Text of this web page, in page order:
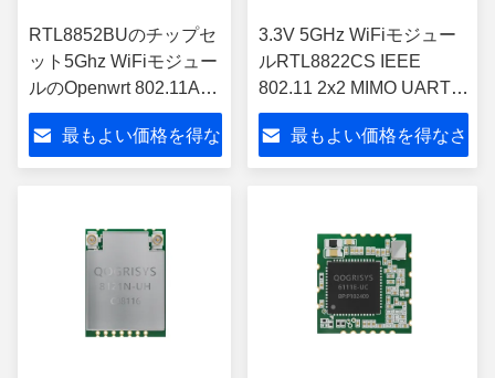
RTL8852BUのチップセ
ット5Ghz WiFiモジュー
ルのOpenwrt 802.11AX
Wifi 6モジュール
最もよい価格を得な
3.3V 5GHz WiFiモジュー
ルRTL8822CS IEEE
802.11 2x2 MIMO UART
PCM
最もよい価格を得なさ